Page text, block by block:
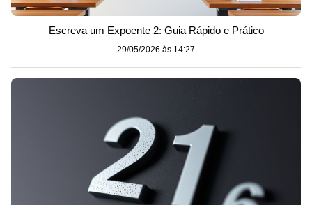
Escreva um Expoente 2: Guia Rápido e Prático
29/05/2026 às 14:27